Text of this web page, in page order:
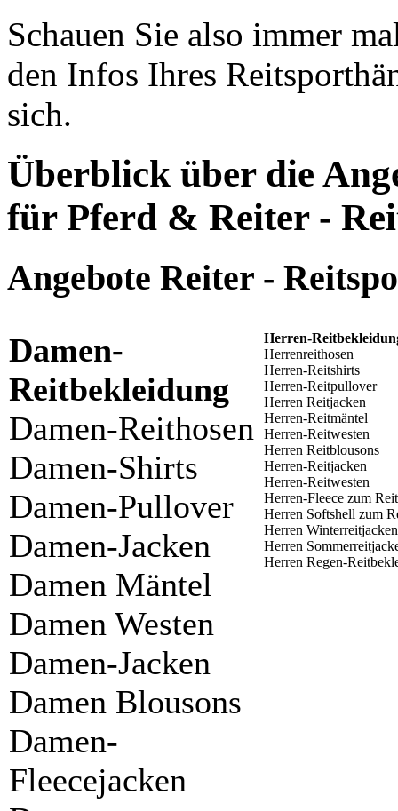
Schauen Sie also immer
den Infos Ihres
sich.
Überblick über die
für Pferd & Reiter -
Angebote Reiter -
Damen-
Reitbekleidung
Damen-Reithosen
Damen-Shirts
Damen-Pullover
Damen-Jacken
Damen Mäntel
Damen Westen
Damen-Jacken
Damen Blousons
Damen-
Fleecejacken
Herren-
Herrenreithosen
Herren-Reitshirts
Herren-Reitpullover
Herren Reitjacken
Herren-Reitmäntel
Herren-Reitwesten
Herren Reitblousons
Herren-Reitjacken
Herren-Reitwesten
Herren-Fleece zum
Herren Softshell zum
Herren Winterreitjacken
Herren
Herren Regen-